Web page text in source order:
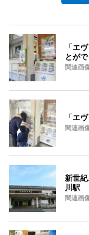
「エ
とが
関連画
「エ
関連画
新世
川駅
関連画